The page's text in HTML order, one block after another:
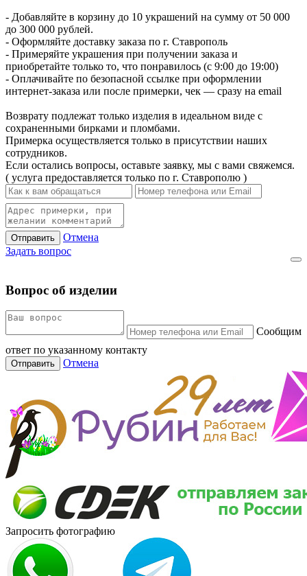
- Добавляйте в корзину до 10 украшений на сумму от 50 000
до 300 000 рублей.
- Оформляйте доставку заказа по г. Ставрополь
- Примеряйте украшения при получении заказа и
приобретайте только то, что понравилось (с 9:00 до 19:00)
- Оплачивайте по безопасной ссылке при оформлении
интернет-заказа или после примерки, чек — сразу на email
Возврату подлежат только изделия в идеальном виде с
сохраненными бирками и пломбами.
Примерка осуществляется только в присутствии наших
сотрудников.
Если остались вопросы, оставьте заявку, мы с вами свяжемся.
( услуга предоставляется только по г. Ставрополю )
Отправить
Отмена
Задать вопрос
Вопрос об изделии
Сообщим
ответ по указанному контакту
Отправить Отмена
Запросить фотографию